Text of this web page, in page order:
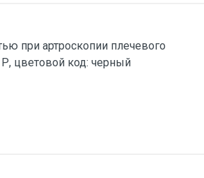
при артроскопии плечевого
Р, цветовой код: черный